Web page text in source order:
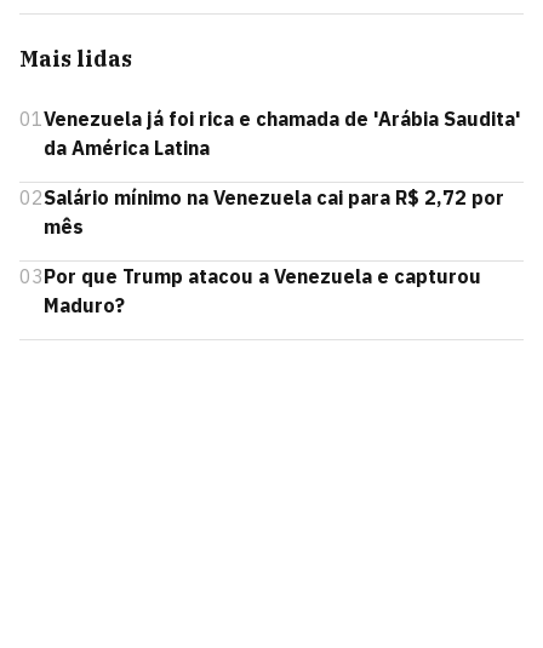
Mais lidas
01Venezuela já foi rica e chamada de 'Arábia Saudita'
da América Latina
02Salário mínimo na Venezuela cai para R$ 2,72 por
mês
03Por que Trump atacou a Venezuela e capturou
Maduro?